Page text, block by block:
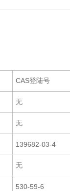
CAS登陆号
无
无
139682-03-4
无
530-59-6